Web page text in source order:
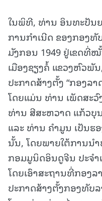
ໃນພິທີ, ທ່ານ ອິນທະປັນ
ການກຳເນີດ ຂອງກອງທັ
ມັງກອນ 1949 ຢູ່ເຂດທີ່
ເມືອງຊຽງຄໍ້ ແຂວງຫົວພັ
ປະກາດສ້າງຕັ້ງ “ກອງລ
ໂດຍແມ່ນ ທ່ານ ເພັດສະ
ທ່ານ ສີສະຫວາດ ແກ້ວ
ແລະ ທ່ານ ຄໍາມູນ ເປັນຮ
ນັ້ນ, ໂດຍພາຍໃຕ້ການນໍ
ກອມມູນິດອິນດູຈີນ ປະຈໍາ
ໂດຍເອົາສະຖານທີ່ກອງລ
ປະກາດສ້າງຕັ້ງກອງທັບ